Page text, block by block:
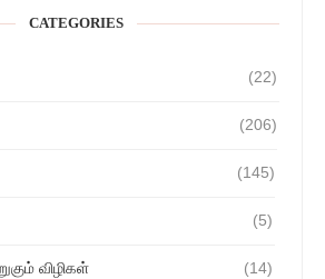
CATEGORIES
(22)
(206)
(145)
(5)
விழிகள் (14)